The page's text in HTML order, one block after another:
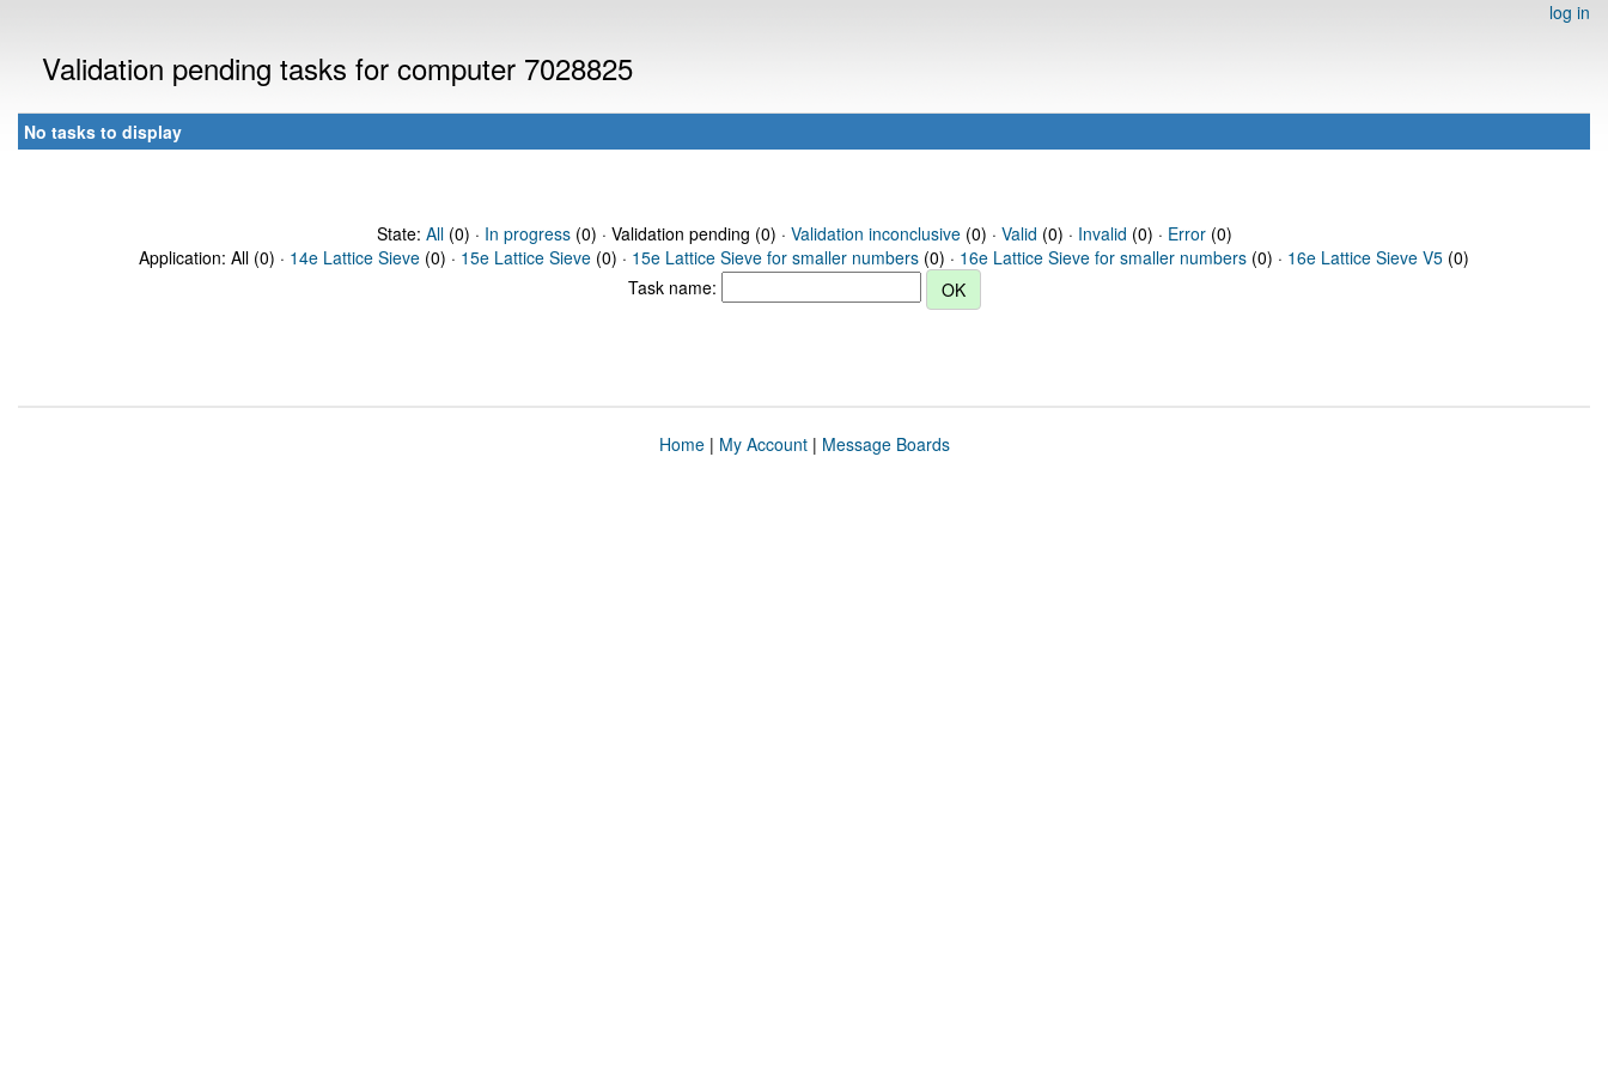
log in
Validation pending tasks for computer 7028825
No tasks to display
State: All(0) · In progress(0) · Validation pending (0) · Validation inconclusive(0) · Valid (0) · Invalid (0) · Error(0)
Application: All (0) · 14e Lattice Sieve (0) · 15e Lattice Sieve (0) · 15e Lattice Sieve for smaller numbers (0) · 16e Lattice Sieve for smaller numbers (0) · 16e Lattice Sieve V5 (0)
Task name:
Home| My Account| Message Boards